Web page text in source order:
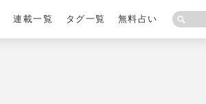
連載一覧 タグ一覧 無料占い